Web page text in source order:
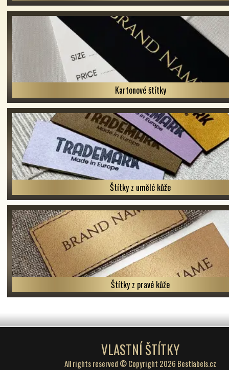
Kartonové štítky
Štítky z umělé kůže
Štítky z pravé kůže
VLASTNÍ ŠTÍTKY
All rights reserved © Copyright 2026 Bestlabels.cz